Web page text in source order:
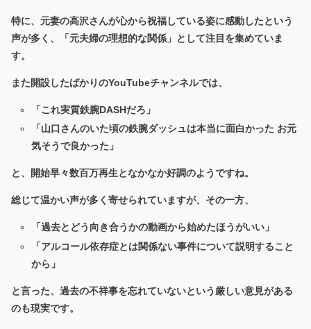
特に、元妻の高沢さんが心から祝福している姿に感動したという
声が多く、「元夫婦の理想的な関係」として注目を集めていま
す。
また開設したばかりのYouTubeチャンネルでは、
「これ実質鉄腕DASHだろ」
「山口さんのいた頃の鉄腕ダッシュは本当に面白かった お元
気そうで良かった」
と、開始早々数百万再生となかなか好調のようですね。
総じて温かい声が多く寄せられていますが、その一方、
「過去とどう向き合うかの動画から始めたほうがいい」
「アルコール依存症とは関係ない事件について説明すること
から」
と言った、過去の不祥事を忘れていないという厳しい意見がある
のも現実です。